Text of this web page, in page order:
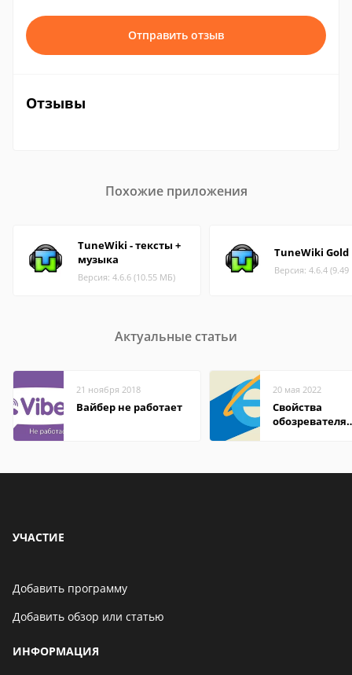
Отправить отзыв
Отзывы
Похожие приложения
TuneWiki - тексты +
музыка
Версия: 4.6.6 (10.55 МБ)
TuneWiki Gold
Версия: 4.6.4
Актуальные статьи
21 ноября 2018
Вайбер не работает
20 мая 2022
Свойства
обозревателя
УЧАСТИЕ
Добавить программу
Добавить обзор или статью
ИНФОРМАЦИЯ